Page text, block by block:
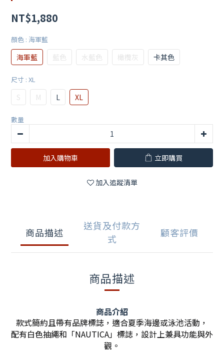
NT$1,880
顏色 : 海軍藍
海軍藍 藍色 水藍色 橄欖灰 卡其色
尺寸 : XL
S M L XL
數量
加入購物車 立即購買
加入追蹤清單
商品描述
送貨及付款方
式
顧客評價
商品描述
商品介紹
款式簡約且帶有品牌標誌，適合夏季海邊或泳池活動，
配有白色抽繩和「NAUTICA」標誌，設計上兼具功能與外
觀。